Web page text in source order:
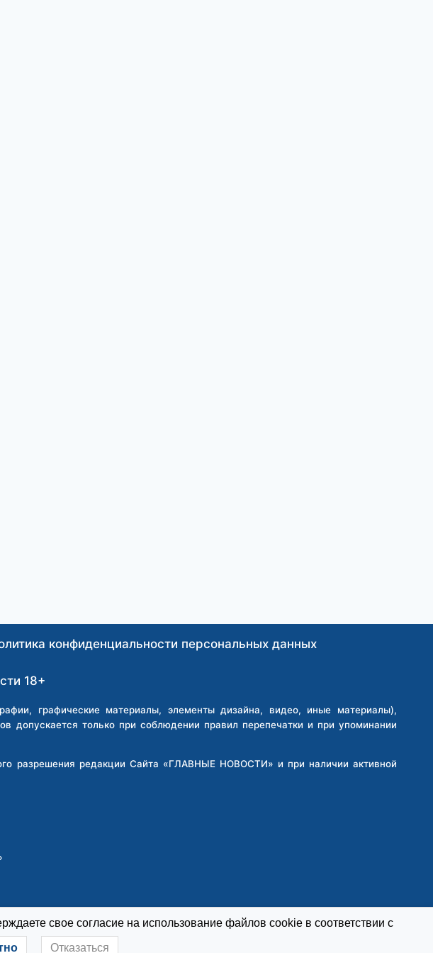
конфиденциальности персональных данных
18+
графические материалы, элементы дизайна, видео, иные материалы),
допускается только при соблюдении правил перепечатки и при упоминании
разрешения редакции Сайта «ГЛАВНЫЕ НОВОСТИ» и при наличии активной
свое согласие на использование файлов cookie в соответствии с
Отказаться